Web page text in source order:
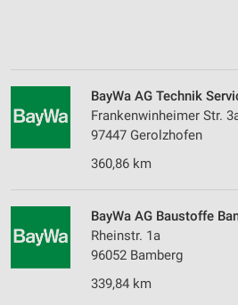
BayWa AG Technik
Frankenwinheimer Str.
97447 Gerolzhofen
360,86 km
BayWa AG Baustoffe
Rheinstr. 1a
96052 Bamberg
339,84 km